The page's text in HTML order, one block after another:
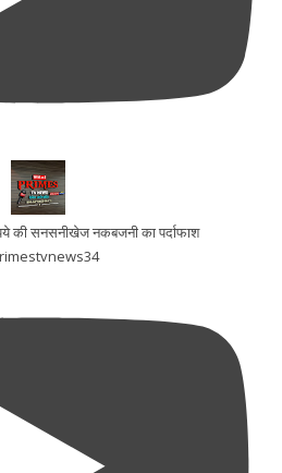
की सनसनीखेज नकबजनी का पर्दाफाश